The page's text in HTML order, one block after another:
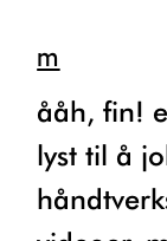
m
ååh, fin! elsker sånne videoer, får alltid
lyst til å